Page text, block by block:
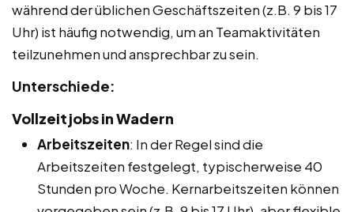
während der üblichen Geschäftszeiten (z.B. 9 bis 17
Uhr) ist häufig notwendig, um an Teamaktivitäten
teilzunehmen und ansprechbar zu sein.
Unterschiede:
Vollzeitjobs in Wadern
Arbeitszeiten: In der Regel sind die
Arbeitszeiten festgelegt, typischerweise 40
Stunden pro Woche. Kernarbeitszeiten können